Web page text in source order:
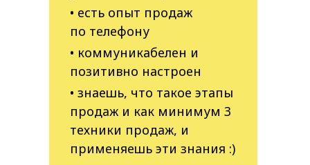
• есть опыт продаж
по телефону
• коммуникабелен и
позитивно настроен
• знаешь, что такое этапы
продаж и как минимум 3
техники продаж, и
применяешь эти знания :)